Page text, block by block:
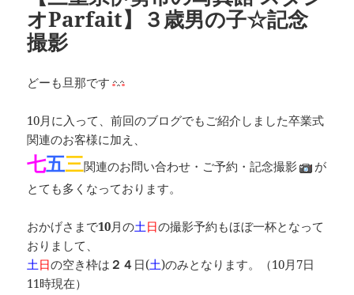
オParfait】３歳男の子☆記念
撮影
どーも旦那です
10月に入って、前回のブログでもご紹介しました卒業式
関連のお客様に加え、
七五三関連のお問い合わせ・ご予約・記念撮影
が
とても多くなっております。
おかげさまで10月の土 日の撮影予約もほぼ一杯となって
おりまして、
土 日の空き枠は ２４ 日(土)のみとなります。（10月7日
11時現在）